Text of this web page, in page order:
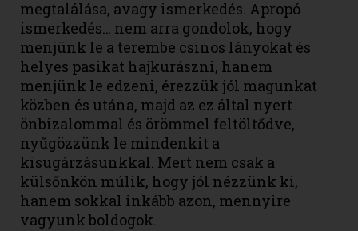
megtalálása, avagy ismerkedés. Apropó
ismerkedés… nem arra gondolok, hogy
menjünk le a terembe csinos lányokat és
helyes pasikat hajkurászni, hanem
menjünk le edzeni, érezzük jól magunkat
közben és utána, majd az ez által nyert
önbizalommal és örömmel feltöltődve,
nyűgözzünk le mindenkit a
kisugárzásunkkal. Mert nem csak a
külsőnkön múlik, hogy jól nézzünk ki,
hanem sokkal inkább azon, mennyire
vagyunk boldogok.